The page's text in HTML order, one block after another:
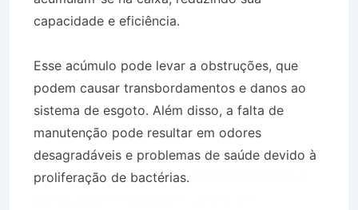
capacidade e eficiência.
Esse acúmulo pode levar a obstruções, que
podem causar transbordamentos e danos ao
sistema de esgoto. Além disso, a falta de
manutenção pode resultar em odores
desagradáveis e problemas de saúde devido à
proliferação de bactérias.